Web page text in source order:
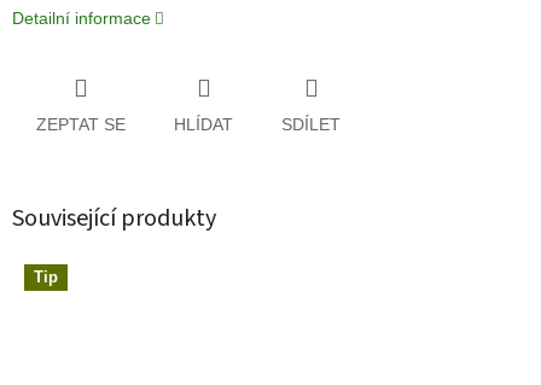
Detailní informace
ZEPTAT SE HLÍDAT SDÍLET
Související produkty
Tip